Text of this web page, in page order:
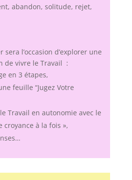
abandon, solitude, rejet,
sera l’occasion d’explorer une
de vivre le Travail :
en 3 étapes,
feuille “Jugez Votre
Travail en autonomie avec le
croyance à la fois »,